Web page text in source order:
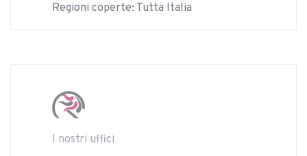
Regioni coperte: Tutta Italia
I nostri uffici